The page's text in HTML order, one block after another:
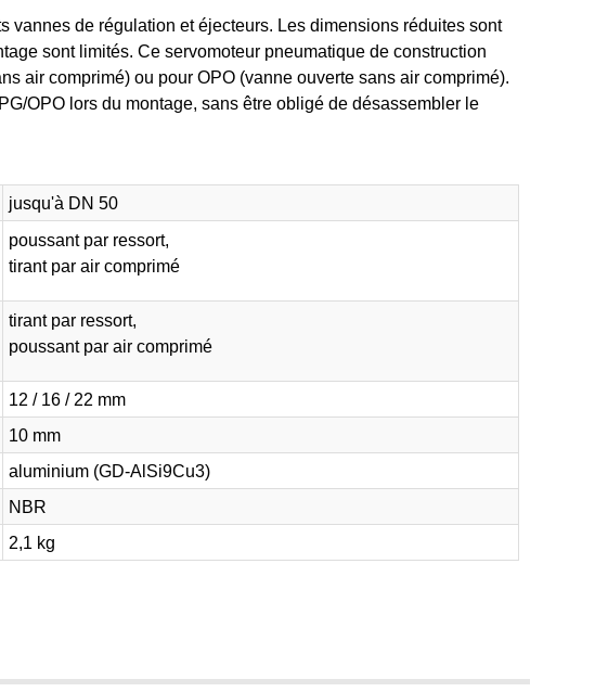
vannes de régulation et éjecteurs. Les dimensions réduites sont
sont limités. Ce servomoteur pneumatique de construction
air comprimé) ou pour OPO (vanne ouverte sans air comprimé).
OPO lors du montage, sans être obligé de désassembler le
jusqu'à DN 50
poussant par ressort,
tirant par air comprimé
tirant par ressort,
poussant par air comprimé
12 / 16 / 22 mm
10 mm
aluminium (GD-AlSi9Cu3)
NBR
2,1 kg